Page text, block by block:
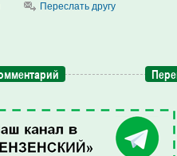
Переслать другу